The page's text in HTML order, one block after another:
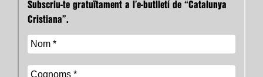
Subscriu-te gratuïtament a l’e-butlletí de “Catalunya
Cristiana”.